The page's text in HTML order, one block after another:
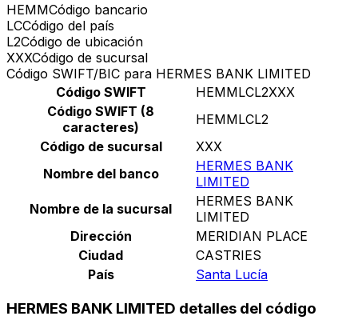
HEMMCódigo bancario
LCCódigo del país
L2Código de ubicación
XXXCódigo de sucursal
Código SWIFT/BIC para HERMES BANK LIMITED
Código SWIFT
HEMMLCL2XXX
Código SWIFT (8
caracteres)
HEMMLCL2
Código de sucursal
XXX
Nombre del banco
HERMES BANK
LIMITED
Nombre de la sucursal
HERMES BANK
LIMITED
Dirección
MERIDIAN PLACE
Ciudad
CASTRIES
País
Santa Lucía
HERMES BANK LIMITED detalles del código